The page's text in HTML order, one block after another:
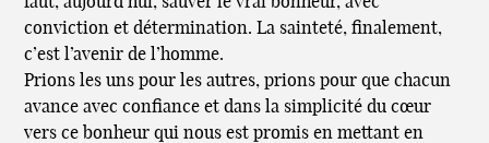
conviction et détermination. La sainteté, finalement,
c’est l’avenir de l’homme.
Prions les uns pour les autres, prions pour que chacun
avance avec confiance et dans la simplicité du cœur
vers ce bonheur qui nous est promis en mettant en